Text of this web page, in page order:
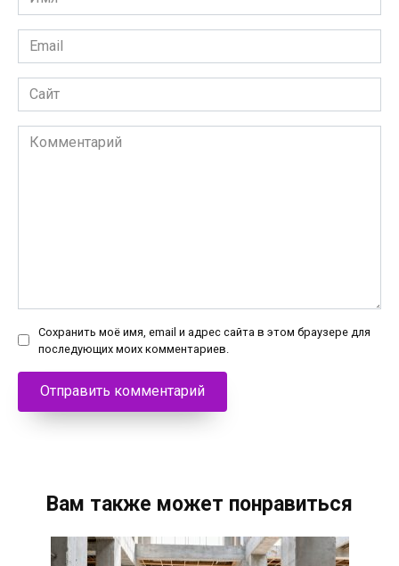
*
Email
*
Сайт
Комментарий
Сохранить моё имя, email и адрес сайта в этом браузере для
последующих моих комментариев.
Вам также может понравиться